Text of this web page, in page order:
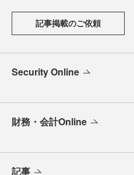
記事掲載のご依頼
Security Online
財務・会計Online
記事